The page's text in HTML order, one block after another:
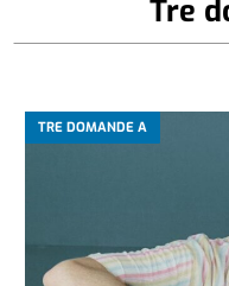
Tre
TRE DOMANDE A